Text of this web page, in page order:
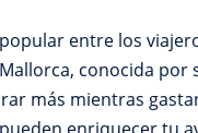
entre los
conocida
más mientras